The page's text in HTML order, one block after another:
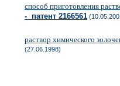
способ приготовления
- патент 2166561
раствор химического
(27.06.1998)